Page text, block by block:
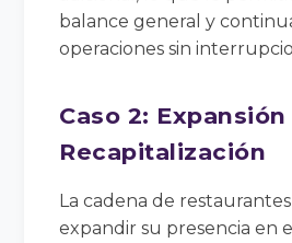
balance general y
operaciones sin
Caso 2:
Recapitalización
La cadena de
expandir su presencia en